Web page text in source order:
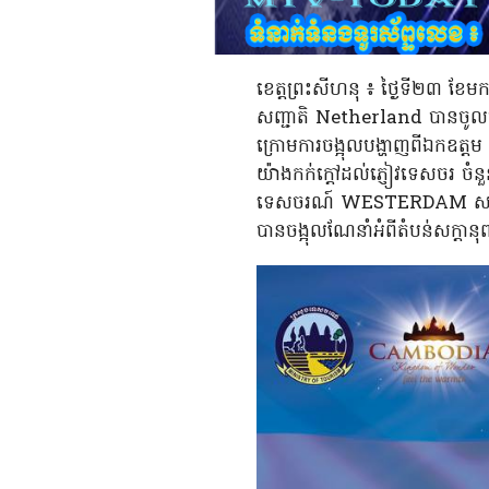
ខេត្តព្រះសីហនុ ៖ ថ្ងៃទី២៣ ខែ
សញ្ជាតិ Netherland បានចូ
ក្រោមការចង្អុលបង្ហាញពីឯកឧត្
យ៉ាងកក់ក្តៅដល់ភ្ញៀវទេសចរ
ទេសចរណ៍ WESTERDAM ស
បានចង្អុលណែនាំអំពីតំបន់សក្តា